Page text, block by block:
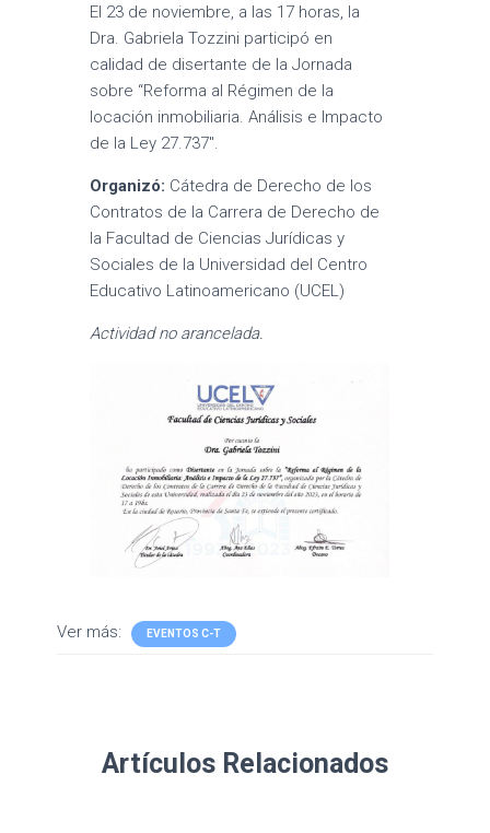
El 23 de noviembre, a las 17 horas, la
Dra. Gabriela Tozzini participó en
calidad de disertante de la Jornada
sobre “Reforma al Régimen de la
locación inmobiliaria. Análisis e Impacto
de la Ley 27.737″.
Organizó: Cátedra de Derecho de los
Contratos de la Carrera de Derecho de
la Facultad de Ciencias Jurídicas y
Sociales de la Universidad del Centro
Educativo Latinoamericano (UCEL)
Actividad no arancelada.
Ver más: EVENTOS C-T
Artículos Relacionados